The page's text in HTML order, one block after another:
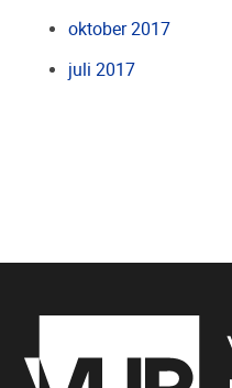
oktober 2017
juli 2017